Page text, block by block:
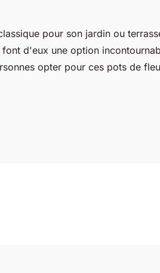
pour son jardin ou
d'eux une option
opter pour ces pots de